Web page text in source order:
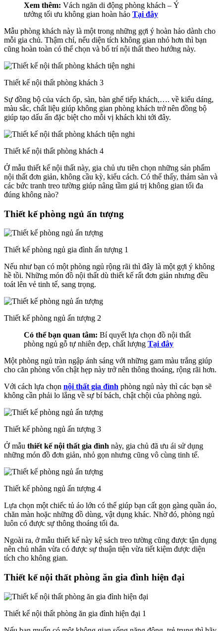
Xem thêm: Vách ngăn di động phòng khách – Ý
tưởng tối ưu không gian hoàn hảo Tại đây
Mẫu phòng khách này là một trong những gợi ý hoàn hảo dành cho
mỗi gia chủ. Thậm chí, nếu diện tích không gian nhỏ hơn thì bạn
cũng hoàn toàn có thể chọn và bố trí nội thất theo hướng này.
Thiết kế nội thất phòng khách 3
Sự đồng bộ của vách ốp, sàn, bàn ghế tiếp khách,…. về kiểu dáng,
màu sắc, chất liệu giúp không gian phòng khách trở nên đồng bộ
giúp tạo dấu ấn đặc biệt cho mỗi vị khách khi tới đây.
Thiết kế nội thất phòng khách 4
Ở mẫu thiết kế nội thất này, gia chủ ưu tiên chọn những sản phẩm
nội thất đơn giản, không cầu kỳ, kiểu cách. Có thể thấy, thảm sàn và
các bức tranh treo tường giúp nâng tầm giá trị không gian tối đa
đúng không nào?
Thiết kế phòng ngủ ấn tượng
Thiết kế phòng ngủ gia đình ấn tượng 1
Nếu như bạn có một phòng ngủ rộng rãi thì đây là một gợi ý không
hề tồi. Những món đồ nội thất dù thiết kế rất đơn giản nhưng đều
toát lên vẻ tinh tế, sang trọng.
Thiết kế phòng ngủ ấn tượng 2
Có thể bạn quan tâm: Bí quyết lựa chọn đồ nội thất
phòng ngủ gỗ tự nhiên đẹp, chất lượng Tại đây
Một phòng ngủ tràn ngập ánh sáng với những gam màu trắng giúp
cho căn phòng vốn chật hẹp này trở nên thông thoáng, rộng rãi hơn.
Với cách lựa chọn nội thất gia đình phòng ngủ này thì các bạn sẽ
không cần phải lo lắng về sự bí bách, chật chội của phòng ngủ.
Thiết kế phòng ngủ ấn tượng 3
Ở mẫu thiết kế nội thất gia đình này, gia chủ đã ưu ái sử dụng
những món đồ đơn giản, nhỏ gọn nhưng cũng vô cùng tinh tế.
Thiết kế phòng ngủ ấn tượng 4
Lựa chọn một chiếc tủ áo lớn có thể giúp bạn cất gọn gàng quần áo,
chăn màn hoặc những đồ dùng, vật dụng khác. Nhờ đó, phòng ngủ
luôn có được sự thông thoáng tối đa.
Ngoài ra, ở mẫu thiết kế này kệ sách treo tường cũng được tận dụng
nên chủ nhân vừa có được sự thuận tiện vừa tiết kiệm được diện
tích cho không gian.
Thiết kế nội thất phòng ăn gia đình hiện đại
Thiết kế nội thất phòng ăn gia đình hiện đại 1